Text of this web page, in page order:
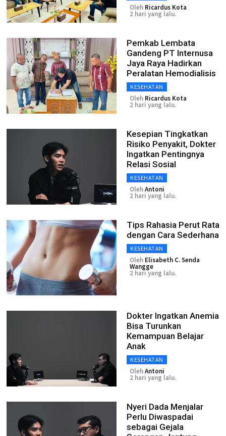
Oleh Ricardus Kota
2 hari yang lalu.
Pemkab Lembata
Gandeng PT Internusa
Jaya Raya Hadirkan
Peralatan Hemodialisis
KESEHATAN
Oleh Ricardus Kota
2 hari yang lalu.
Kesepian Tingkatkan
Risiko Penyakit, Dokter
Ingatkan Pentingnya
Relasi Sosial
KESEHATAN
OlehAntoni
2 hari yang lalu.
Tips Rahasia Perut Rata
dengan Cara Sederhana
KESEHATAN
Oleh Elisabeth C. Senda
Wangge
2 hari yang lalu.
Dokter Ingatkan Anemia
Bisa Turunkan
Kemampuan Belajar
Anak
KESEHATAN
OlehAntoni
2 hari yang lalu.
Nyeri Dada Menjalar
Perlu Diwaspadai
sebagai Gejala